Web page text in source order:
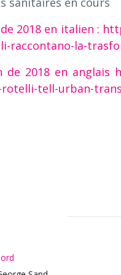
2018 en italien :
raccontano-la-
de 2018 en anglais
tell-urban-